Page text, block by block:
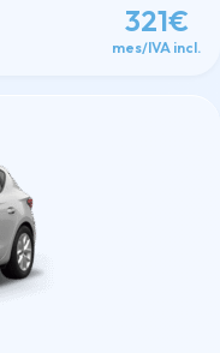
321€
mes/IVA incl.